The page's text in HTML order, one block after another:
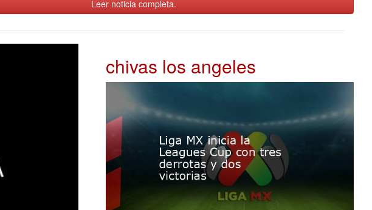
Leer noticia completa.
chivas los angeles